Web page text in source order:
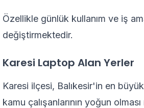
Özellikle günlük kullanım ve iş
değiştirmektedir.
Karesi Laptop Alan Yerler
Karesi ilçesi, Balıkesir'in en
kamu çalışanlarının yoğun